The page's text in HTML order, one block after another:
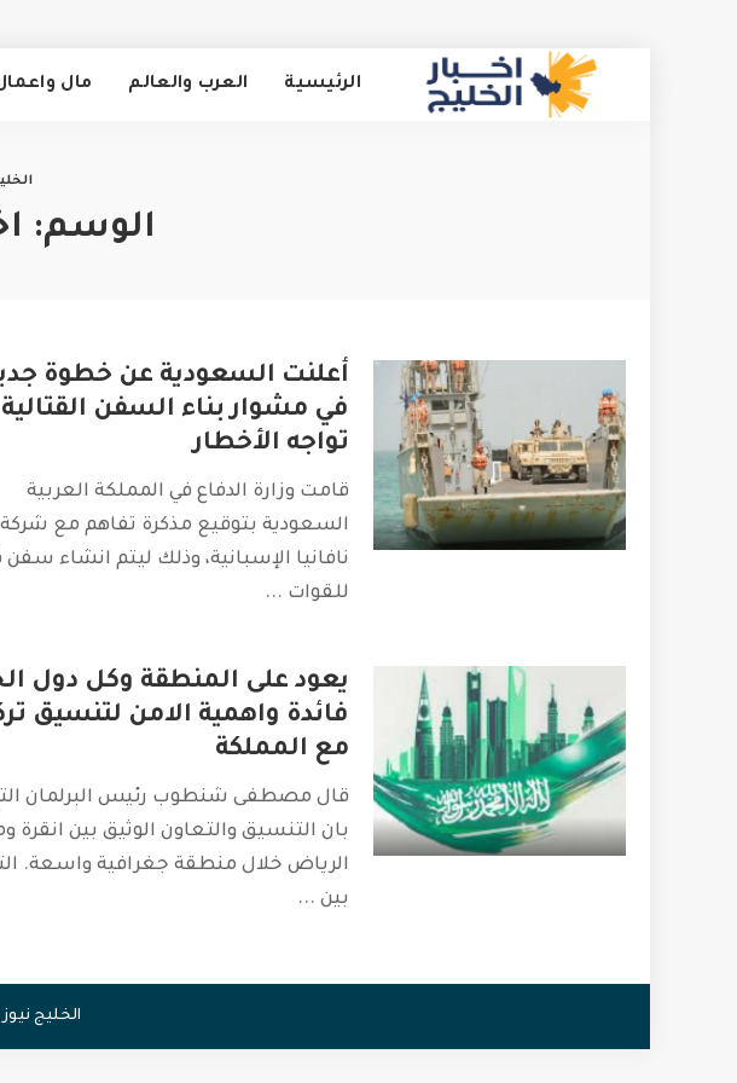
الرئيسية العرب والعالم مال
الوسم:
أعلنت السعودية عن خطوة
في مشوار بناء السفن
تواجه الأخطار
قامت وزارة الدفاع في المملكة العربية
السعودية بتوقيع مذكرة تفاهم مع شركة
نافانيا الإسبانية، وذلك ليتم انشاء سفن
للقوات ...
يعود على المنطقة وكل دول
فائدة واهمية الامن لتنسيق
مع المملكة
قال مصطفى شنطوب رئيس البرلمان
بان التنسيق والتعاون الوثيق بين انقرة
الرياض خلال منطقة جغرافية واسعة.
بين ...
الخليج نيوز © 2024 جميع الحقوق